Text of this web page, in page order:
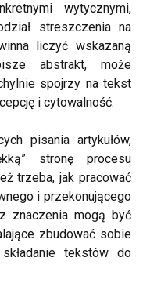
wytycznymi,
streszczenia na
liczyć wskazaną
abstrakt, może
spojrzy na tekst
i cytowalność.
pisania artykułów,
stronę procesu
trzeba, jak pracować
i przekonującego
znaczenia mogą być
zbudować sobie
składanie tekstów do